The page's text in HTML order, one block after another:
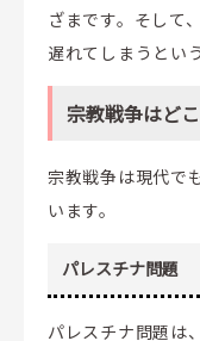
ざまです。そして
遅れてしまうとい
宗教戦争はど
宗教戦争は現代で
います。
パレスチナ問題
パレスチナ問題は